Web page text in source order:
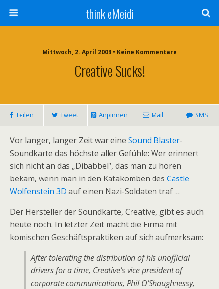
think eMeidi
Mittwoch, 2. April 2008 • Keine Kommentare
Creative Sucks!
Teilen Tweet Anpinnen Mail SMS
Vor langer, langer Zeit war eine Sound Blaster-
Soundkarte das höchste aller Gefühle: Wer erinnert
sich nicht an das „Dibabbel“, das man zu hören
bekam, wenn man in den Katakomben des Castle
Wolfenstein 3D auf einen Nazi-Soldaten traf …
Der Hersteller der Soundkarte, Creative, gibt es auch
heute noch. In letzter Zeit macht die Firma mit
komischen Geschäftspraktiken auf sich aufmerksam:
After tolerating the distribution of his unofficial
drivers for a time, Creative’s vice president of
corporate communications, Phil O’Shaughnessy,